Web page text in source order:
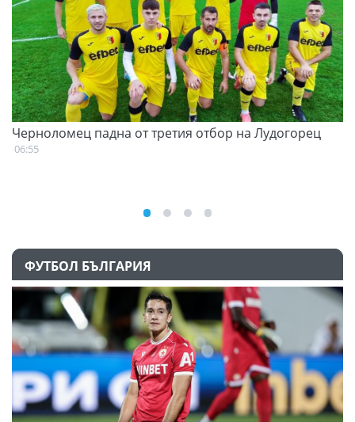
Черноломец падна от третия отбор на Лудогорец
06:55
ФУТБОЛ БЪЛГАРИЯ